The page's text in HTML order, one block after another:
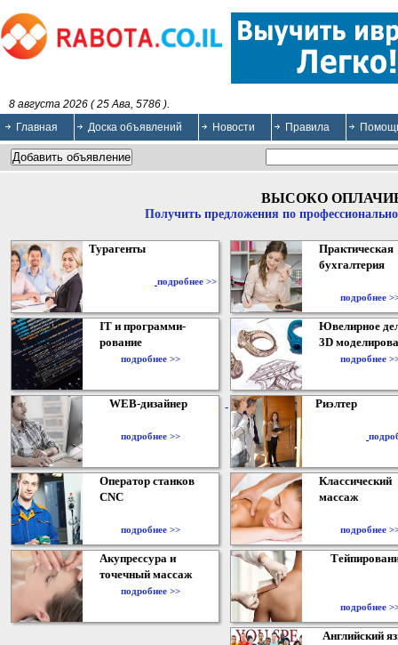
8 августа 2026 ( 25 Ава, 5786 ).
Главная
Доска объявлений Новости Правила
ВЫСОКО
Получить предложения по
Турагенты
подробнее >>
Практическая
бухгалтерия
подробнее
IT и программи-
рование
подробнее >>
Ювелирное
3D
подробнее
WEB-дизайнер
подробнее >>
Риэлтер
Оператор станков
CNC
подробнее >>
Классический
массаж
подробнее
Акупрессура и
точечный массаж
подробнее >>
подробнее
Английский